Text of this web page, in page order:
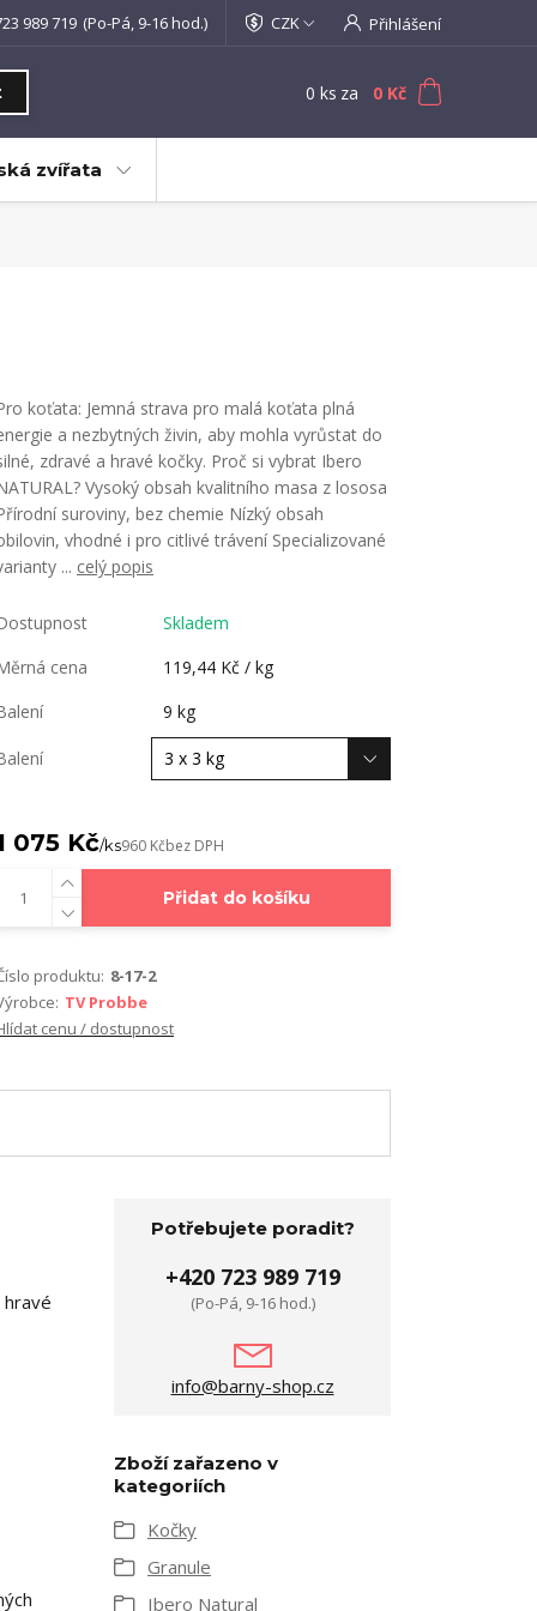
CZK Přihlášení
989 719 (Po-Pá, 9-16 hod.)
0 ks za 0 Kč
zvířata
koťata: Jemná strava pro malá koťata plná
a nezbytných živin, aby mohla vyrůstat do
zdravé a hravé kočky. Proč si vybrat Ibero
Vysoký obsah kvalitního masa z lososa
suroviny, bez chemie Nízký obsah
vhodné i pro citlivé trávení Specializované
... celý popis
Skladem
cena
119,44 Kč / kg
9 kg
075 Kč/ks960 Kčbez DPH
Přidat do košíku
produktu: 8-17-2
TV Probbe
cenu / dostupnost
Potřebujete poradit?
+420 723 989 719
(Po-Pá, 9-16 hod.)
info@barny-shop.cz
Zboží zařazeno v
kategoriích
Kočky
Granule
Ibero Natural